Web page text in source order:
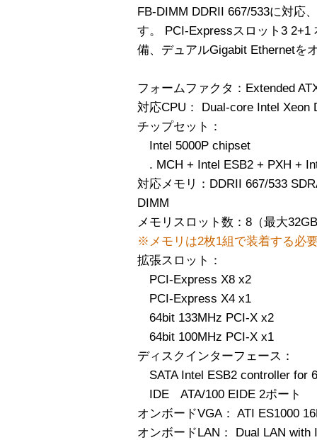
FB-DIMM DDRII 667/533に対応
す。 PCI-Expressスロット3 2+1
備、デュアルGigabit Ethernetを
フォームファクタ：Extended
対応CPU： Dual-core Intel Xeon
チップセット：
Intel 5000P chipset
. MCH + Intel ESB2 + PXH +
対応メモリ：DDRII 667/533
DIMM
メモリスロット数：8（最大
※メモリは2枚1組で装着する必
拡張スロット：
PCI-Express X8 x2
PCI-Express X4 x1
64bit 133MHz PCI-X x2
64bit 100MHz PCI-X x1
ディスクインターフェース：
SATA Intel ESB2 controller for
IDE ATA/100 EIDE 2ポート
オンボードVGA： ATI ES1000
オンボードLAN： Dual LAN with